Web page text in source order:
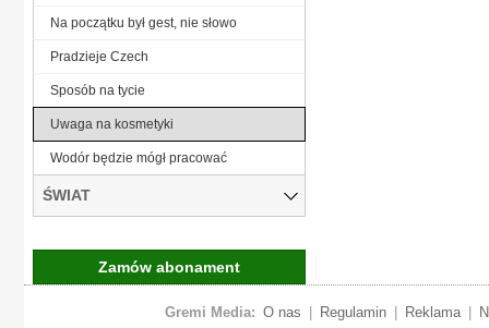
Na początku był gest, nie słowo
Pradzieje Czech
Sposób na tycie
Uwaga na kosmetyki
Wodór będzie mógł pracować
ŚWIAT
Zamów abonament
Gremi Media: O nas Regulamin Reklama